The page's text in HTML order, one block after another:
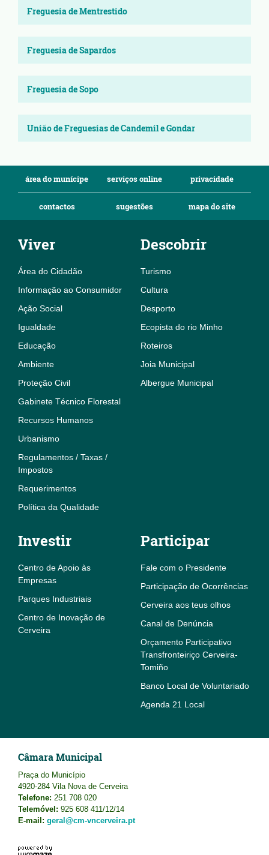
Freguesia de Mentrestido
Freguesia de Sapardos
Freguesia de Sopo
União de Freguesias de Candemil e Gondar
área do munícipe serviços online privacidade
contactos sugestões mapa do site
Viver
Área do Cidadão
Informação ao Consumidor
Ação Social
Igualdade
Educação
Ambiente
Proteção Civil
Gabinete Técnico Florestal
Recursos Humanos
Urbanismo
Regulamentos / Taxas /
Impostos
Requerimentos
Política da Qualidade
Descobrir
Turismo
Cultura
Desporto
Ecopista do rio Minho
Roteiros
Joia Municipal
Albergue Municipal
Investir
Centro de Apoio às
Empresas
Parques Industriais
Centro de Inovação de
Cerveira
Participar
Fale com o Presidente
Participação de Ocorrências
Cerveira aos teus olhos
Canal de Denúncia
Orçamento Participativo
Transfronteiriço Cerveira-
Tomiño
Banco Local de Voluntariado
Agenda 21 Local
Câmara Municipal
Praça do Município
4920-284 Vila Nova de Cerveira
Telefone: 251 708 020
Telemóvel: 925 608 411/12/14
E-mail: geral@cm-vncerveira.pt